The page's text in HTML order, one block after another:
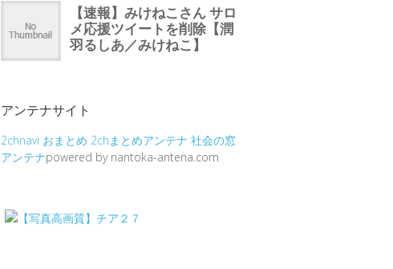
アンテナサイト
2chnavi おまとめ 2chまとめアンテナ 社会の窓
アンテナpowered by nantoka-antena.com